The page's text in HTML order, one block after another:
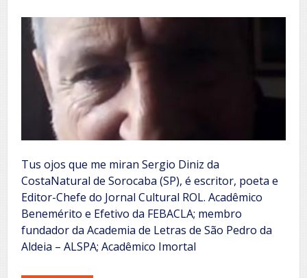
Tus ojos que me miran Sergio Diniz da
CostaNatural de Sorocaba (SP), é escritor, poeta e
Editor-Chefe do Jornal Cultural ROL. Acadêmico
Benemérito e Efetivo da FEBACLA; membro
fundador da Academia de Letras de São Pedro da
Aldeia – ALSPA; Acadêmico Imortal